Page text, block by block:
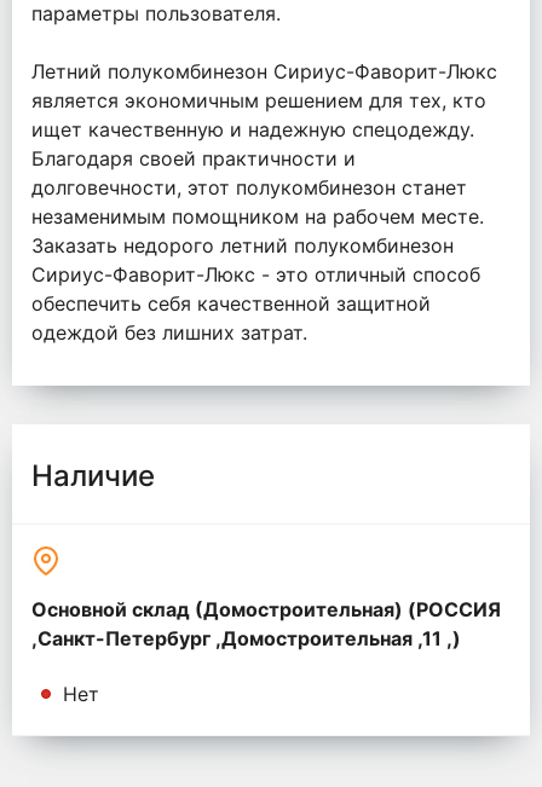
параметры пользователя.
Летний полукомбинезон Сириус-Фаворит-Люкс
является экономичным решением для тех, кто
ищет качественную и надежную спецодежду.
Благодаря своей практичности и
долговечности, этот полукомбинезон станет
незаменимым помощником на рабочем месте.
Заказать недорого летний полукомбинезон
Сириус-Фаворит-Люкс - это отличный способ
обеспечить себя качественной защитной
одеждой без лишних затрат.
Наличие
Основной склад (Домостроительная) (РОССИЯ
,Санкт-Петербург ,Домостроительная ,11 ,)
Нет